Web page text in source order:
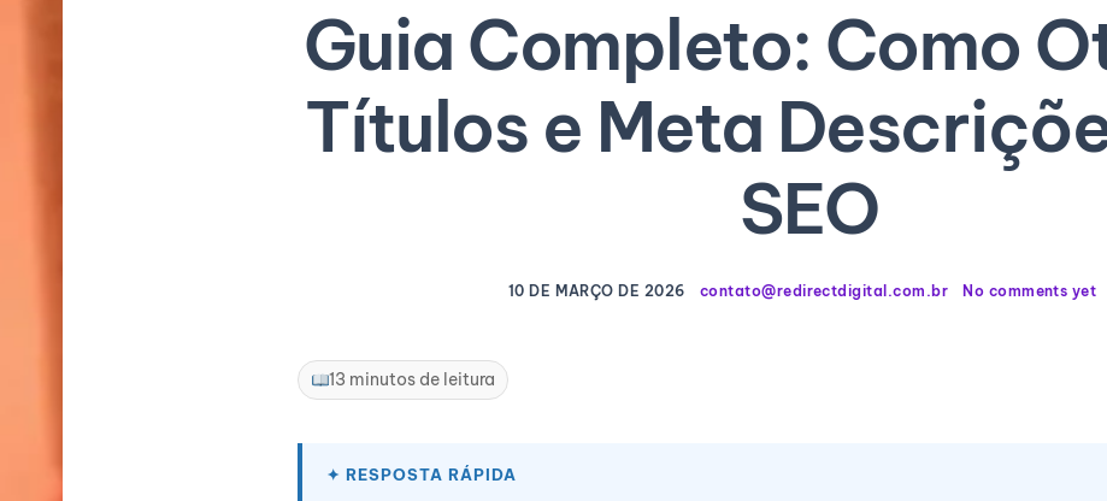
Guia Completo: Como
Títulos e Meta
SEO
10 DE MARÇO DE 2026 contato@redirectdigital.com.br No comments yet
13 minutos de leitura